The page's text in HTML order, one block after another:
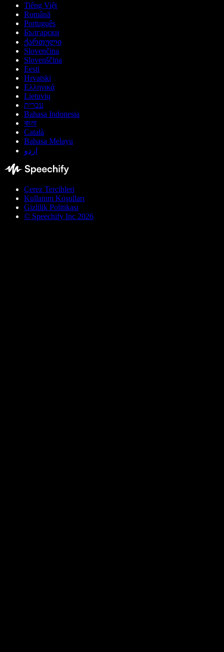
Tiếng Việt
Română
Português
Български
ქართული
Slovenčina
Slovenščina
Eesti
Hrvatski
Ελληνικά
Lietuvių
עברית
Bahasa Indonesia
বাংলা
Català
Bahasa Melayu
اردو
Çerez Tercihleri
Kullanım Koşulları
Gizlilik Politikası
© Speechify Inc 2026